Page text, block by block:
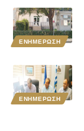
ΕΝΗΜΕΡΩΣΗ
ΕΝΗΜΕΡΩΣΗ